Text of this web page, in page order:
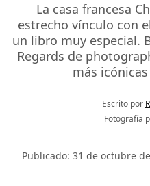
La casa francesa
estrecho vínculo con
un libro muy especial.
Regards de
más
Escrito por
Fotografía
Publicado: 31 de octubre